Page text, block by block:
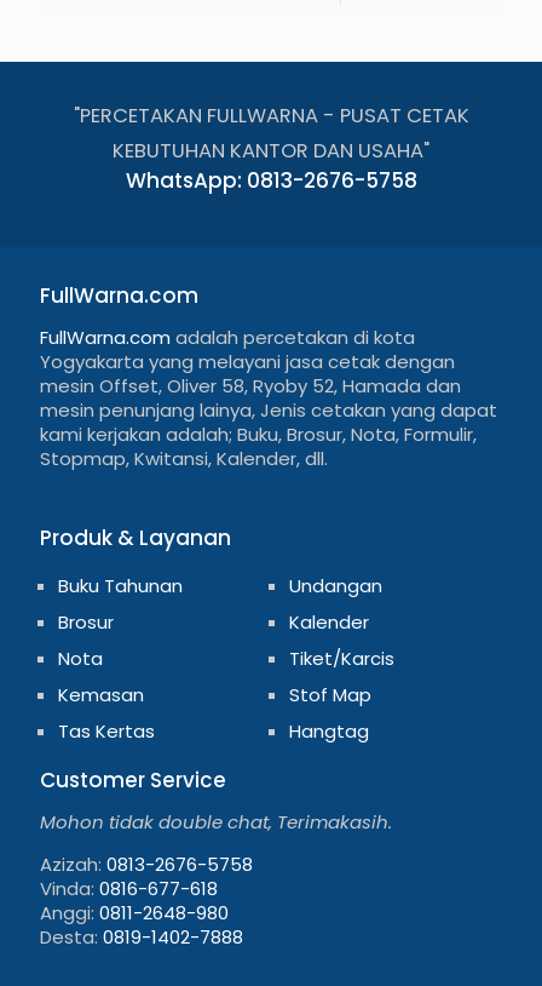
"PERCETAKAN FULLWARNA - PUSAT CETAK
KEBUTUHAN KANTOR DAN USAHA"
WhatsApp: 0813-2676-5758
FullWarna.com
FullWarna.com adalah percetakan di kota
Yogyakarta yang melayani jasa cetak dengan
mesin Offset, Oliver 58, Ryoby 52, Hamada dan
mesin penunjang lainya, Jenis cetakan yang dapat
kami kerjakan adalah; Buku, Brosur, Nota, Formulir,
Stopmap, Kwitansi, Kalender, dll.
Produk & Layanan
Buku Tahunan
Brosur
Nota
Kemasan
Tas Kertas
Undangan
Kalender
Tiket/Karcis
Stof Map
Hangtag
Customer Service
Mohon tidak double chat, Terimakasih.
Azizah: 0813-2676-5758
Vinda: 0816-677-618
Anggi: 0811-2648-980
Desta: 0819-1402-7888